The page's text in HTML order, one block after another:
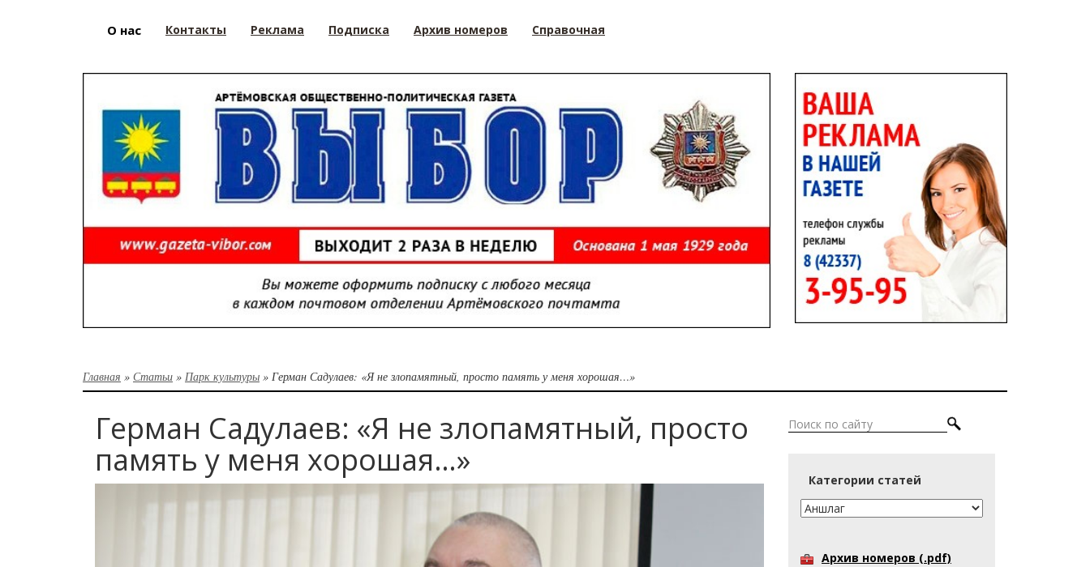
О нас Контакты Реклама Подписка Архив номеров Справочная
Главная » Статьи » Парк культуры » Герман Садулаев: «Я не злопамятный, просто память у меня хорошая…»
Герман Садулаев: «Я не злопамятный, просто
память у меня хорошая…»
Категории статей
Архив номеров (.pdf)